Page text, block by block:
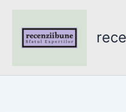
content